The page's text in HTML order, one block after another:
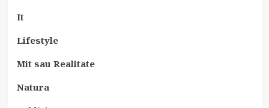
It
Lifestyle
Mit sau Realitate
Natura